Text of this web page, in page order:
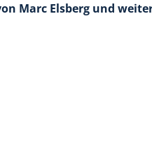
Marc Elsberg und